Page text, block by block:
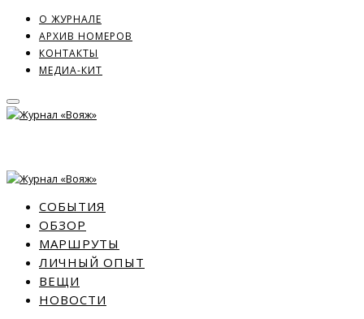
О ЖУРНАЛЕ
АРХИВ НОМЕРОВ
КОНТАКТЫ
МЕДИА-КИТ
СОБЫТИЯ
ОБЗОР
МАРШРУТЫ
ЛИЧНЫЙ ОПЫТ
ВЕЩИ
НОВОСТИ